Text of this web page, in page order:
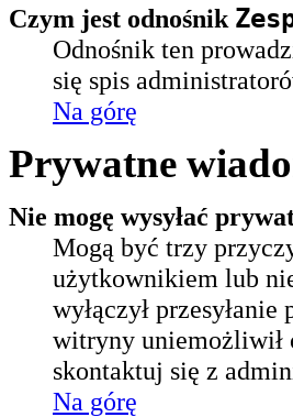
Czym jest odnośnik
Odnośnik ten
się spis
Na górę
Prywatne
Nie mogę wysyłać
Mogą być trzy
użytkownikiem lub
wyłączył
witryny uniemożliwił
skontaktuj się z
Na górę